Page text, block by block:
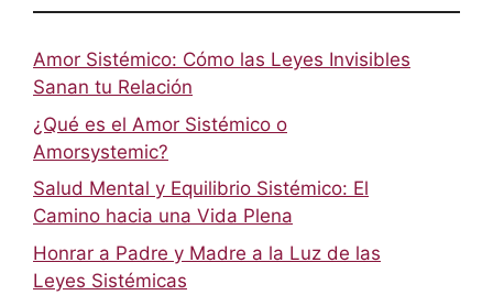
Amor Sistémico: Cómo las Leyes Invisibles
Sanan tu Relación
¿Qué es el Amor Sistémico o
Amorsystemic?
Salud Mental y Equilibrio Sistémico: El
Camino hacia una Vida Plena
Honrar a Padre y Madre a la Luz de las
Leyes Sistémicas